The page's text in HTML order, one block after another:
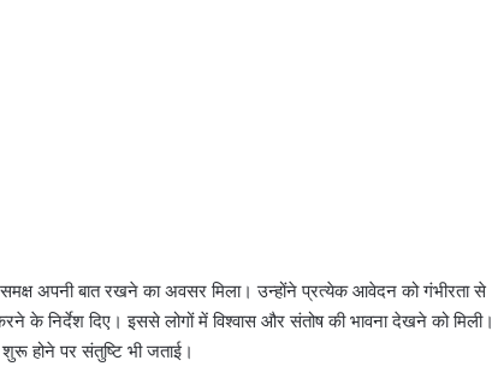
समक्ष अपनी बात रखने का अवसर मिला। उन्होंने प्रत्येक आवेदन को गंभीरता से
के निर्देश दिए। इससे लोगों में विश्वास और संतोष की भावना देखने को मिली।
होने पर संतुष्टि भी जताई।